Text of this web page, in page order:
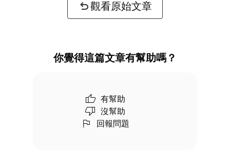
觀看原始文章
你覺得這篇文章有幫助嗎？
有幫助
沒幫助
回報問題